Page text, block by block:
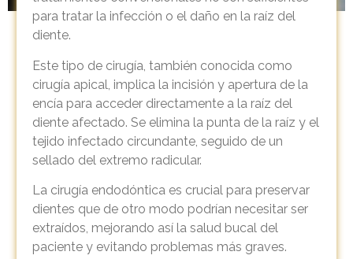
para tratar la infección o el daño en la raíz del
diente.
Este tipo de cirugía, también conocida como
cirugía apical, implica la incisión y apertura de la
encía para acceder directamente a la raíz del
diente afectado. Se elimina la punta de la raíz y el
tejido infectado circundante, seguido de un
sellado del extremo radicular.
La cirugía endodóntica es crucial para preservar
dientes que de otro modo podrían necesitar ser
extraídos, mejorando así la salud bucal del
paciente y evitando problemas más graves.